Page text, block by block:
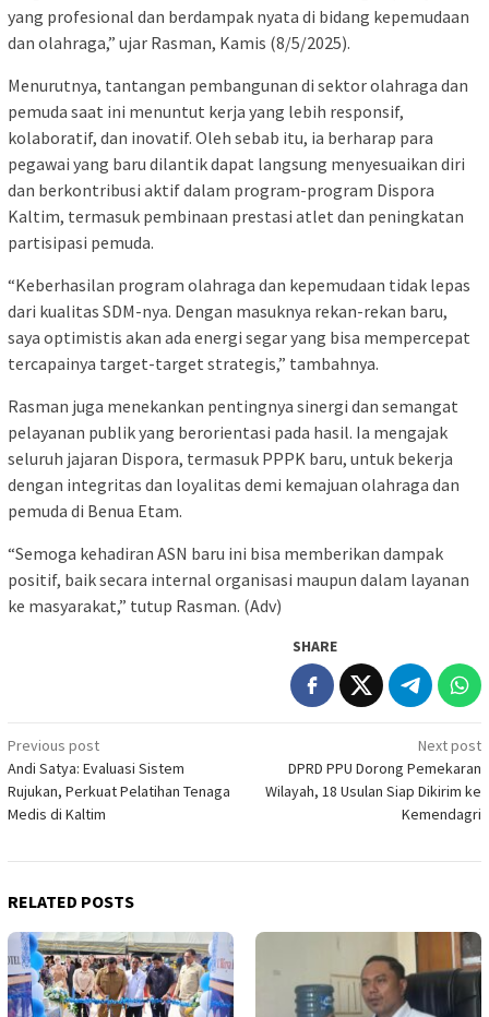
yang profesional dan berdampak nyata di bidang kepemudaan
dan olahraga,” ujar Rasman, Kamis (8/5/2025).
Menurutnya, tantangan pembangunan di sektor olahraga dan
pemuda saat ini menuntut kerja yang lebih responsif,
kolaboratif, dan inovatif. Oleh sebab itu, ia berharap para
pegawai yang baru dilantik dapat langsung menyesuaikan diri
dan berkontribusi aktif dalam program-program Dispora
Kaltim, termasuk pembinaan prestasi atlet dan peningkatan
partisipasi pemuda.
“Keberhasilan program olahraga dan kepemudaan tidak lepas
dari kualitas SDM-nya. Dengan masuknya rekan-rekan baru,
saya optimistis akan ada energi segar yang bisa mempercepat
tercapainya target-target strategis,” tambahnya.
Rasman juga menekankan pentingnya sinergi dan semangat
pelayanan publik yang berorientasi pada hasil. Ia mengajak
seluruh jajaran Dispora, termasuk PPPK baru, untuk bekerja
dengan integritas dan loyalitas demi kemajuan olahraga dan
pemuda di Benua Etam.
“Semoga kehadiran ASN baru ini bisa memberikan dampak
positif, baik secara internal organisasi maupun dalam layanan
ke masyarakat,” tutup Rasman. (Adv)
SHARE
Post
navigation
Previous post
Andi Satya: Evaluasi Sistem
Rujukan, Perkuat Pelatihan Tenaga
Medis di Kaltim
Next post
DPRD PPU Dorong Pemekaran
Wilayah, 18 Usulan Siap Dikirim ke
Kemendagri
RELATED POSTS